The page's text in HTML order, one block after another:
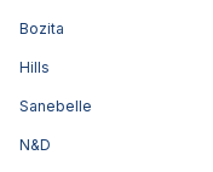
Bozita
Hills
Sanebelle
N&D